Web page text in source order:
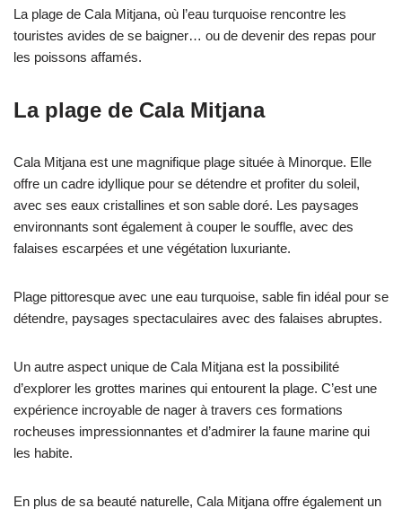
La plage de Cala Mitjana, où l’eau turquoise rencontre les
touristes avides de se baigner… ou de devenir des repas pour
les poissons affamés.
La plage de Cala Mitjana
Cala Mitjana est une magnifique plage située à Minorque. Elle
offre un cadre idyllique pour se détendre et profiter du soleil,
avec ses eaux cristallines et son sable doré. Les paysages
environnants sont également à couper le souffle, avec des
falaises escarpées et une végétation luxuriante.
Plage pittoresque avec une eau turquoise, sable fin idéal pour se
détendre, paysages spectaculaires avec des falaises abruptes.
Un autre aspect unique de Cala Mitjana est la possibilité
d’explorer les grottes marines qui entourent la plage. C’est une
expérience incroyable de nager à travers ces formations
rocheuses impressionnantes et d’admirer la faune marine qui
les habite.
En plus de sa beauté naturelle, Cala Mitjana offre également un